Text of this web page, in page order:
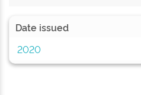
Date issued
2020